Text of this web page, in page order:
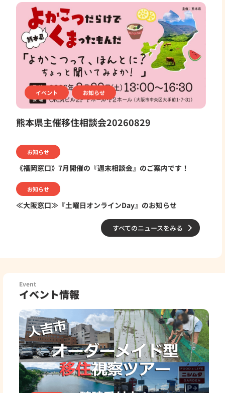
イベント お知らせ
熊本県主催移住相談会20260829
お知らせ
《福岡窓口》7月開催の『週末相談会』のご案内です！
お知らせ
≪大阪窓口≫『土曜日オンラインDay』のお知らせ
すべてのニュースをみる
Event
イベント情報